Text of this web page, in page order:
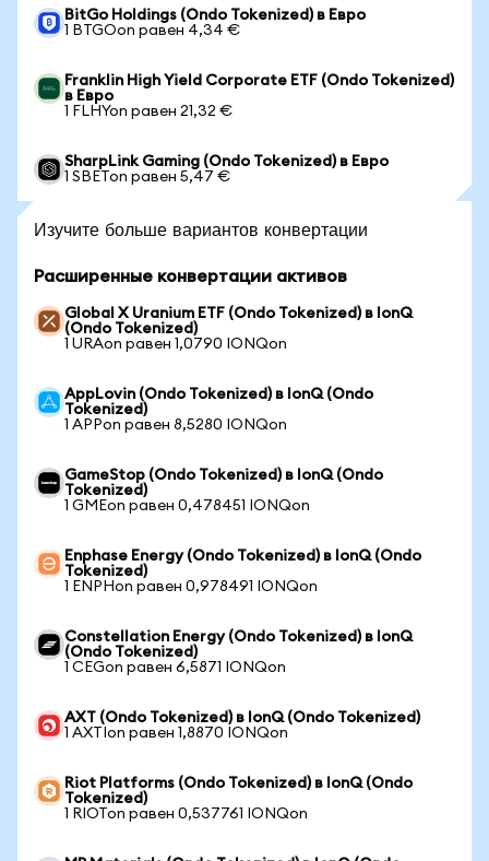
BitGo Holdings (Ondo Tokenized) в Евро
1 BTGOon равен 4,34 €
Franklin High Yield Corporate ETF (Ondo Tokenized)
в Евро
1 FLHYon равен 21,32 €
SharpLink Gaming (Ondo Tokenized) в Евро
1 SBETon равен 5,47 €
Изучите больше вариантов конвертации
Расширенные конвертации активов
Global X Uranium ETF (Ondo Tokenized) в IonQ
(Ondo Tokenized)
1 URAon равен 1,0790 IONQon
AppLovin (Ondo Tokenized) в IonQ (Ondo
Tokenized)
1 APPon равен 8,5280 IONQon
GameStop (Ondo Tokenized) в IonQ (Ondo
Tokenized)
1 GMEon равен 0,478451 IONQon
Enphase Energy (Ondo Tokenized) в IonQ (Ondo
Tokenized)
1 ENPHon равен 0,978491 IONQon
Constellation Energy (Ondo Tokenized) в IonQ
(Ondo Tokenized)
1 CEGon равен 6,5871 IONQon
AXT (Ondo Tokenized) в IonQ (Ondo Tokenized)
1 AXTIon равен 1,8870 IONQon
Riot Platforms (Ondo Tokenized) в IonQ (Ondo
Tokenized)
1 RIOTon равен 0,537761 IONQon